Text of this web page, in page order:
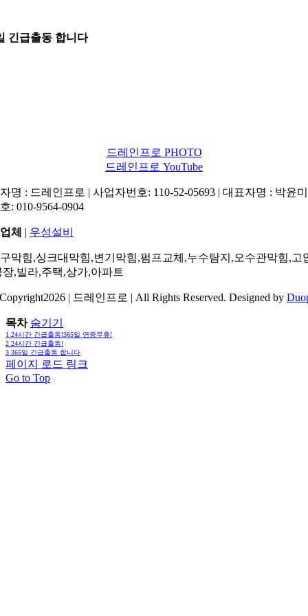
긴급출동 합니다
드레인프로 PHOTO
드레인프로 YouTube
명 : 드레인프로 | 사업자번호: 110-52-05693 | 대표자명 : 박윤
: 010-9564-0904
체 | 우성설비
막힘,싱크대막힘,변기막힘,펌프교체,누수탐지,오수관막힘,고
장,빌라,주택,상가,아파트
| 드레인프로 | All Rights Reserved. Designed by
목차 숨기기
1 24시간 긴급출동!365일 연중무휴!
2 24시간 긴급출동!
3 365일 긴급출동 합니다
페이지 로드 링크
Go to Top